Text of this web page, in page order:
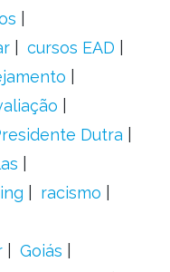
cursos EAD
Dutra
racismo
Goiás